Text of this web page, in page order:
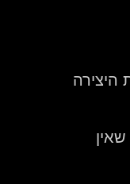
היצירה